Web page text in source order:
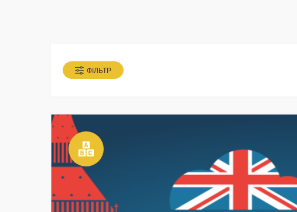
ФІЛЬТР